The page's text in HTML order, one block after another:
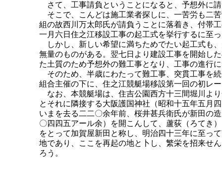
さて、工事請負ということになると、予想外に
そこで、こんどは施工業者探しに、一苦労も二
組の故西川万太郎氏が請負うことに落着き、付帯
一月六日住之江移設工事の起工式を挙行するに至
しかし、新しい希望に満ちためでたい起工式も
無量のものがある。翌七日より建設工事を開始し
た土質のため予想外の難工事となり、工事の進行
そのため、半歳にわたって難工事、突貫工事を
組合主催の下に、住之江競艇場移設第一回の初レ
なお、本競艇場は、住吉公園西方十三間堀川よ
とそれに隣接する大阪護国神社（昭和十五年五月
いまを去る二二〇余年前、桜井甚兵衛氏が新田の
〇四四五アール余）を開こんして、蘆荻（ろてき
をとって加賀屋新田と称し、明治四十三年に至っ
地であり、ここを再起の地と卜し、繁栄を招来せ
ろう。